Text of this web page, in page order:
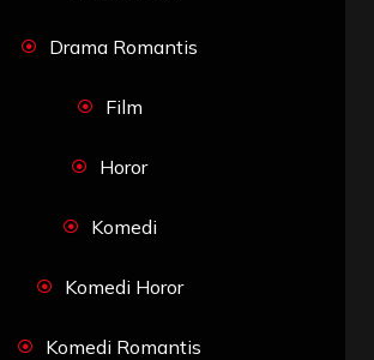
Drama Romantis
Film
Horor
Komedi
Komedi Horor
Komedi Romantis